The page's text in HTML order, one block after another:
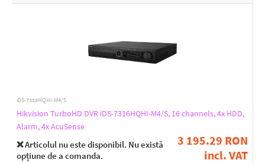
iDS-7316HQHI-M4/S
Hikvision TurboHD DVR iDS-7316HQHI-M4/S, 16 channels, 4x HDD,
Alarm, 4x AcuSense
❌ Articolul nu este disponibil. Nu există
opțiune de a comanda.
3 195.29 RON
incl. VAT